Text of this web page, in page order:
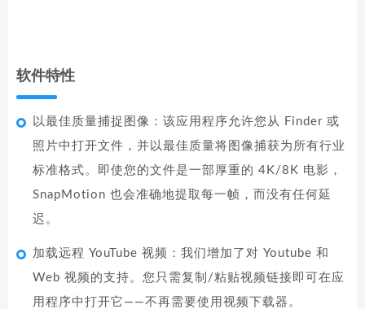
软件特性
以最佳质量捕捉图像：该应用程序允许您从 Finder 或
照片中打开文件，并以最佳质量将图像捕获为所有行业
标准格式。即使您的文件是一部厚重的 4K/8K 电影，
SnapMotion 也会准确地提取每一帧，而没有任何延
迟。
加载远程 YouTube 视频：我们增加了对 Youtube 和
Web 视频的支持。您只需复制/粘贴视频链接即可在应
用程序中打开它——不再需要使用视频下载器。